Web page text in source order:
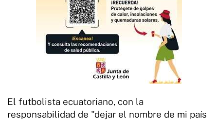
El futbolista ecuatoriano, con la
responsabilidad de "dejar el nombre de mi país